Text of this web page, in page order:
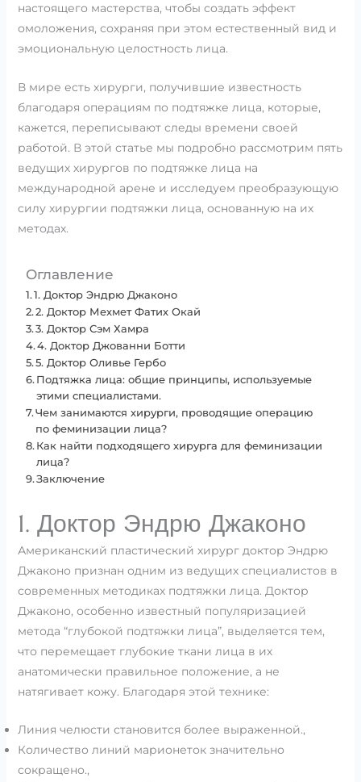
настоящего мастерства, чтобы создать эффект
омоложения, сохраняя при этом естественный вид и
эмоциональную целостность лица.
В мире есть хирурги, получившие известность
благодаря операциям по подтяжке лица, которые,
кажется, переписывают следы времени своей
работой. В этой статье мы подробно рассмотрим пять
ведущих хирургов по подтяжке лица на
международной арене и исследуем преобразующую
силу хирургии подтяжки лица, основанную на их
методах.
Оглавление
1. Доктор Эндрю Джаконо
2. Доктор Мехмет Фатих Окай
3. Доктор Сэм Хамра
4. Доктор Джованни Ботти
5. Доктор Оливье Гербо
Подтяжка лица: общие принципы, используемые
этими специалистами.
Чем занимаются хирурги, проводящие операцию
по феминизации лица?
Как найти подходящего хирурга для феминизации
лица?
Заключение
1. Доктор Эндрю Джаконо
Американский пластический хирург доктор Эндрю
Джаконо признан одним из ведущих специалистов в
современных методиках подтяжки лица. Доктор
Джаконо, особенно известный популяризацией
метода “глубокой подтяжки лица”, выделяется тем,
что перемещает глубокие ткани лица в их
анатомически правильное положение, а не
натягивает кожу. Благодаря этой технике:
Линия челюсти становится более выраженной.,
Количество линий марионеток значительно
сокращено.,